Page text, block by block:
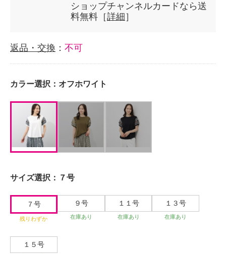
ショップチャンネルカードなら送
料無料［詳細 ］
返品・交換 ： 不可
カラー選択： オフホワイト
サイズ選択： ７号
７号
残りわずか
９号
在庫あり
１１号
在庫あり
１３号
在庫あり
１５号